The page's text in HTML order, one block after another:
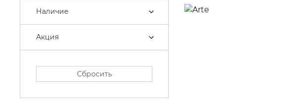
Наличие
Акция
Сбросить